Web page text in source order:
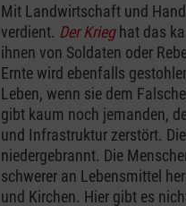
Mit Landwirtschaft und
verdient. Der Krieghat das
ihnen von Soldaten oder
Ernte wird ebenfalls
Leben, wenn sie dem
gibt kaum noch jemanden,
und Infrastruktur zerstört.
niedergebrannt. Die
schwerer an Lebensmittel
und Kirchen. Hier gibt es